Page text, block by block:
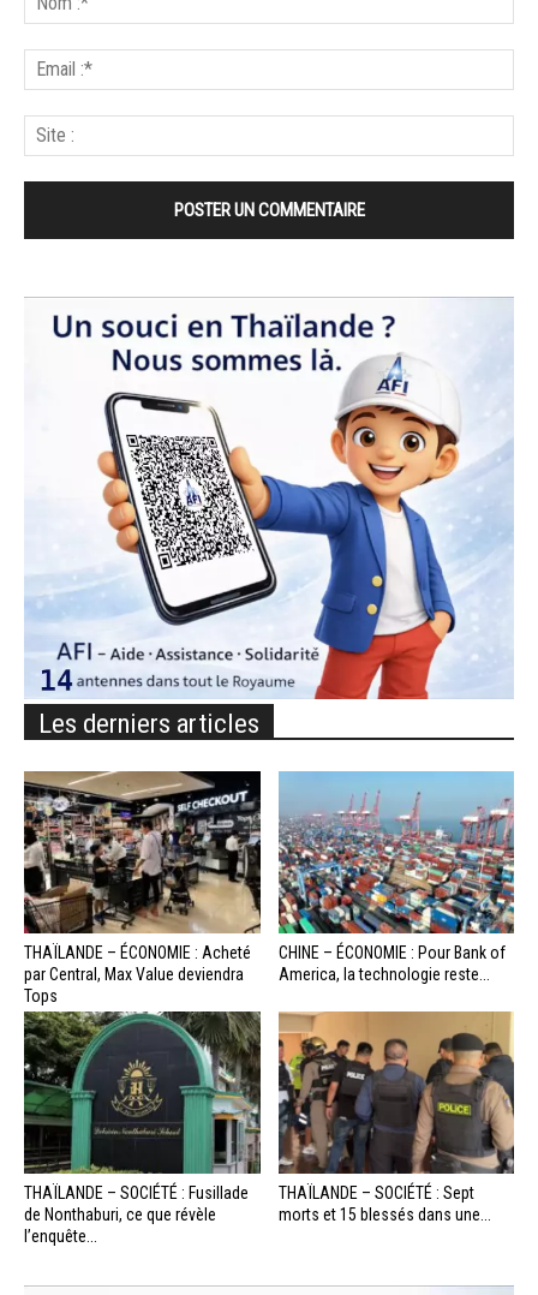
Les derniers articles
THAÏLANDE – ÉCONOMIE : Acheté
par Central, Max Value deviendra
Tops
CHINE – ÉCONOMIE : Pour Bank of
America, la technologie reste...
THAÏLANDE – SOCIÉTÉ : Fusillade
de Nonthaburi, ce que révèle
l’enquête...
THAÏLANDE – SOCIÉTÉ : Sept
morts et 15 blessés dans une...